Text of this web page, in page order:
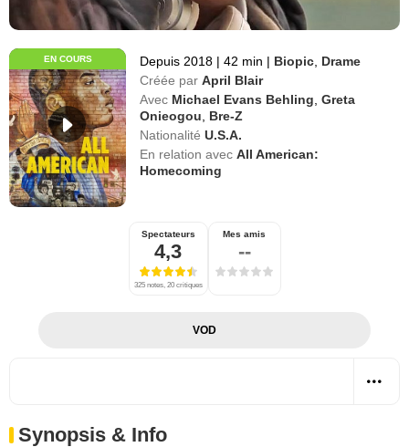
EN COURS Depuis 2018 | 42 min | Biopic Drame
Créée par April Blair
Avec Michael Evans Behling ,Greta
Onieogou
Bre-Z
Nationalité U.S.A.
En relation avec All American:
Homecoming
Spectateurs
4,3
325 notes, 20 critiques
Mes amis
--
VOD
Synopsis & Info